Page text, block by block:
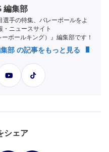
編集部
選手の特集、バレーボールをよ
・ニュースサイト
ボールキング）』編集部です！
部 の記事をもっと見る
シェア